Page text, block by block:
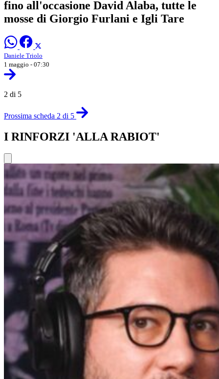
fino all'occasione David Alaba, tutte le
mosse di Giorgio Furlani e Igli Tare
Daniele Triolo
1 maggio - 07:30
2 di 5
Prossima scheda 2 di 5
I RINFORZI 'ALLA RABIOT'